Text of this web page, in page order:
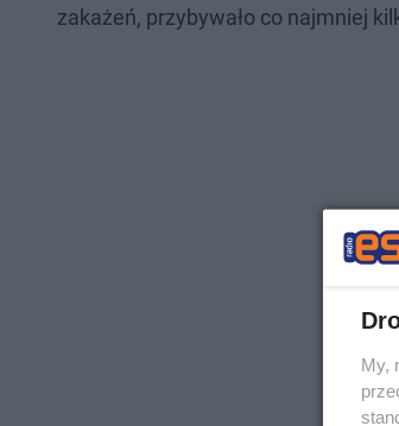
zakażeń, przybywało co najmniej
My,